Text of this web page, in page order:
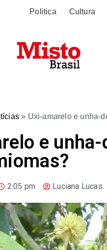
Politica Cultura
» Uxi-amarelo e unha-
e
2:05 pm Luciana Lucas